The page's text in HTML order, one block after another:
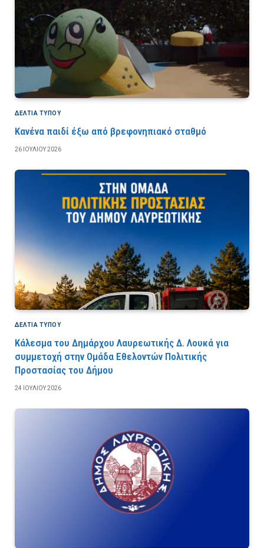
ΔΕΛΤΙΑ ΤΥΠΟΥ
Κανένα παιδί έξω από βρεφονηπιακό σταθμό
26 ΙΟΥΛΊΟΥ 2026
ΔΕΛΤΙΑ ΤΥΠΟΥ
Κάλεσμα του Δημάρχου Λαυρεωτικής Δ. Λουκά για
συμμετοχή στην Ομάδα Εθελοντών Πολιτικής
Προστασίας του Δήμου
24 ΙΟΥΛΊΟΥ 2026